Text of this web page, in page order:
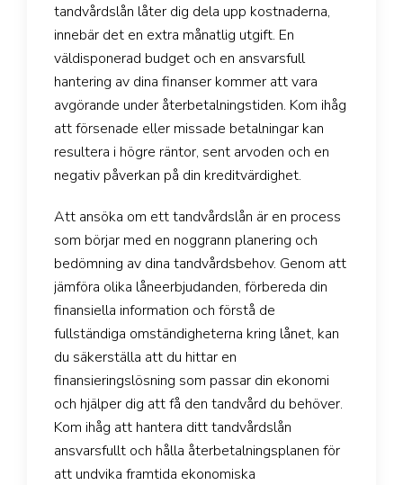
tandvårdslån låter dig dela upp kostnaderna,
innebär det en extra månatlig utgift. En
väldisponerad budget och en ansvarsfull
hantering av dina finanser kommer att vara
avgörande under återbetalningstiden. Kom ihåg
att försenade eller missade betalningar kan
resultera i högre räntor, sent arvoden och en
negativ påverkan på din kreditvärdighet.
Att ansöka om ett tandvårdslån är en process
som börjar med en noggrann planering och
bedömning av dina tandvårdsbehov. Genom att
jämföra olika låneerbjudanden, förbereda din
finansiella information och förstå de
fullständiga omständigheterna kring lånet, kan
du säkerställa att du hittar en
finansieringslösning som passar din ekonomi
och hjälper dig att få den tandvård du behöver.
Kom ihåg att hantera ditt tandvårdslån
ansvarsfullt och hålla återbetalningsplanen för
att undvika framtida ekonomiska